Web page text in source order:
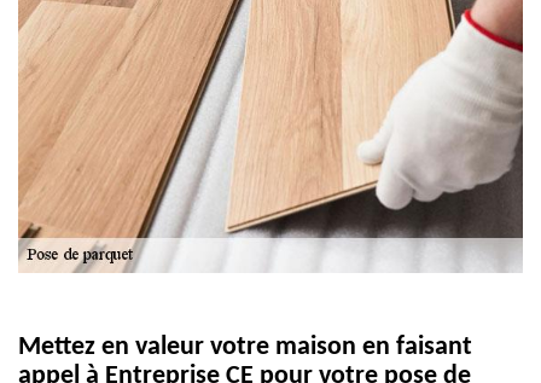
Mettez en valeur votre maison en faisant
appel à Entreprise CE pour votre pose de